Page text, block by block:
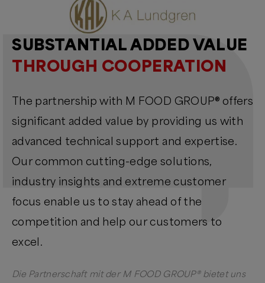
SUBSTANTIAL ADDED VALUE
THROUGH COOPERATION
The partnership with M FOOD GROUP® offers
significant added value by providing us with
advanced technical support and expertise.
Our common cutting-edge solutions,
industry insights and extreme customer
focus enable us to stay ahead of the
competition and help our customers to
excel.
Die Partnerschaft mit der M FOOD GROUP® bietet uns